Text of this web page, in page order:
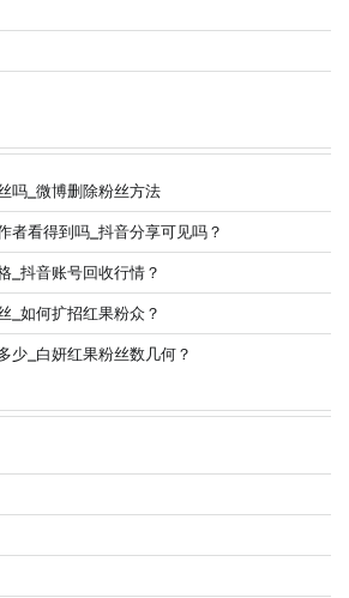
吗_微博删除粉丝方法
者看得到吗_抖音分享可见吗？
_抖音账号回收行情？
_如何扩招红果粉众？
少_白妍红果粉丝数几何？